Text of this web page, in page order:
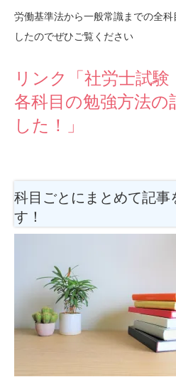
労働基準法から一般常識までの全
したのでぜひご覧ください
リンク「社労士試
各科目の勉強方法の
した！」
科目ごとにまとめて記事
す！